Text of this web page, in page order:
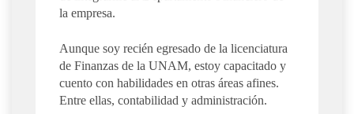
la empresa.
Aunque soy recién egresado de la licenciatura
de Finanzas de la UNAM, estoy capacitado y
cuento con habilidades en otras áreas afines.
Entre ellas, contabilidad y administración.